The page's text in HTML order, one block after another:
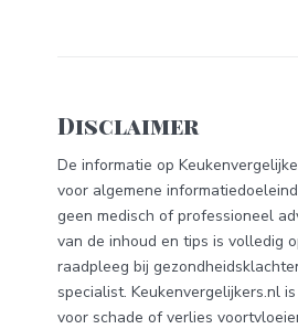
Disclaimer
De informatie op
voor algemene
geen medisch of professioneel
van de inhoud en tips is volledig
raadpleeg bij
specialist. Keukenvergelijkers.nl
voor schade of verlies